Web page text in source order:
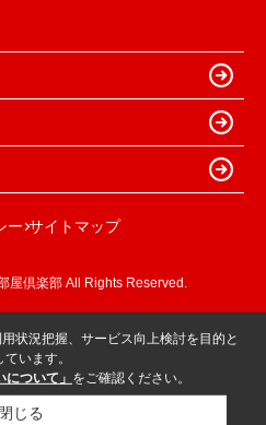
ー サイトマップ
屋倶楽部 All Rights Reserved.
状況把握、サービス向上検討を目的と
います。
について」 をご確認ください。
閉じる